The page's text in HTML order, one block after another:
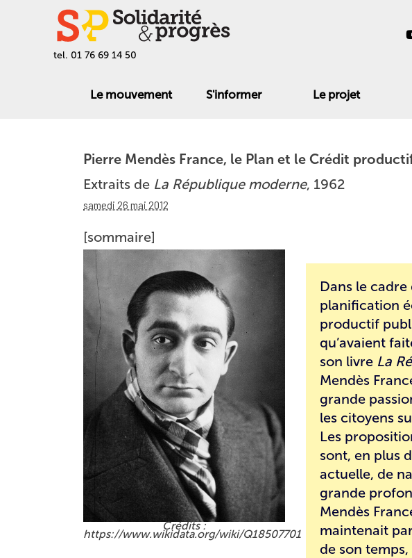
tel. 01 76 69 14 50
Le mouvement S'informer Le projet
Pierre Mendès France, le Plan et le Crédit
Extraits de La République moderne, 1962
samedi 26 mai 2012
[sommaire]
https://www.wikidata.org/wiki/Q18507701
Dans le
planification
productif
qu’avaient
son livre La
Mendès
grande
les citoyens
Les
sont, en plus
actuelle, de
grande
Mendès
maintenait
de son